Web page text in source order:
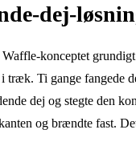
dej-
Waffle-konceptet
træk. Ti gange fangede
dej og stegte den
og brændte fast.